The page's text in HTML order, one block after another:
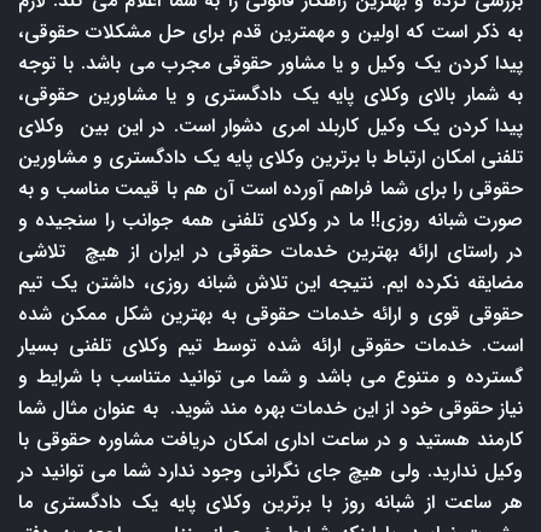
به ذکر است که اولین و مهمترین قدم برای حل مشکلات حقوقی،
پیدا کردن یک وکیل و یا مشاور حقوقی مجرب می باشد. با توجه
به شمار بالای وکلای پایه یک دادگستری و یا مشاورین حقوقی،
پیدا کردن یک وکیل کاربلد امری دشوار است. در این بین وکلای
تلفنی امکان ارتباط با برترین وکلای پایه یک دادگستری و مشاورین
حقوقی را برای شما فراهم آورده است آن هم با قیمت مناسب و به
صورت شبانه روزی!! ما در وکلای تلفنی همه جوانب را سنجیده و
در راستای ارائه بهترین خدمات حقوقی در ایران از هیچ تلاشی
مضایقه نکرده ایم. نتیجه این تلاش شبانه روزی، داشتن یک تیم
حقوقی قوی و ارائه خدمات حقوقی به بهترین شکل ممکن شده
است. خدمات حقوقی ارائه شده توسط تیم وکلای تلفنی بسیار
گسترده و متنوع می باشد و شما می توانید متناسب با شرایط و
نیاز حقوقی خود از این خدمات بهره مند شوید. به عنوان مثال شما
کارمند هستید و در ساعت اداری امکان دریافت مشاوره حقوقی با
وکیل ندارید. ولی هیچ جای نگرانی وجود ندارد شما می توانید در
هر ساعت از شبانه روز با برترین وکلای پایه یک دادگستری ما